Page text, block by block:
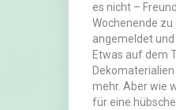
es nicht –
Wochenende
angemeldet
Etwas auf dem
mehr. Aber wie
für eine hübsche